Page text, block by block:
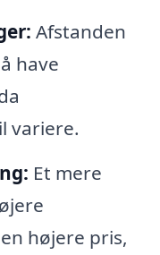
Afstanden
have
variere.
Et mere
højere pris,